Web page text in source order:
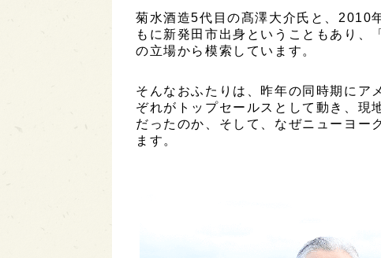
菊水酒造5代目の髙澤大介氏と、2010
もに新発田市出身ということもあり、
の立場から模索しています。
そんなおふたりは、昨年の同時期にア
ぞれがトップセールスとして動き、現
だったのか、そして、なぜニューヨー
ます。